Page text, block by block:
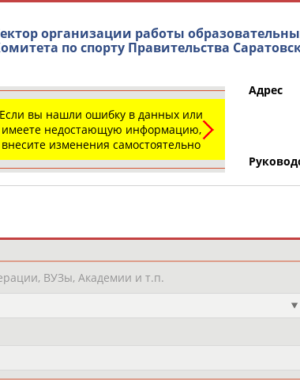
организации
организации
ВУЗы, Академии и т.п.
организации работы
по спорту Правительства
Если вы нашли ошибку в данных или
имеете недостающую информацию,
внесите изменения самостоятельно
Адрес